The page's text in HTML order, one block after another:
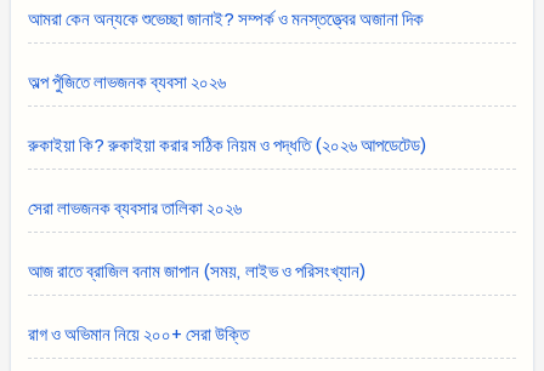
আমরা কেন অন্যকে শুভেচ্ছা জানাই? সম্পর্ক ও মনস্তত্ত্বের অজানা দিক
অল্প পুঁজিতে লাভজনক ব্যবসা ২০২৬
রুকাইয়া কি? রুকাইয়া করার সঠিক নিয়ম ও পদ্ধতি (২০২৬ আপডেটেড)
সেরা লাভজনক ব্যবসার তালিকা ২০২৬
আজ রাতে ব্রাজিল বনাম জাপান (সময়, লাইভ ও পরিসংখ্যান)
রাগ ও অভিমান নিয়ে ২০০+ সেরা উক্তি